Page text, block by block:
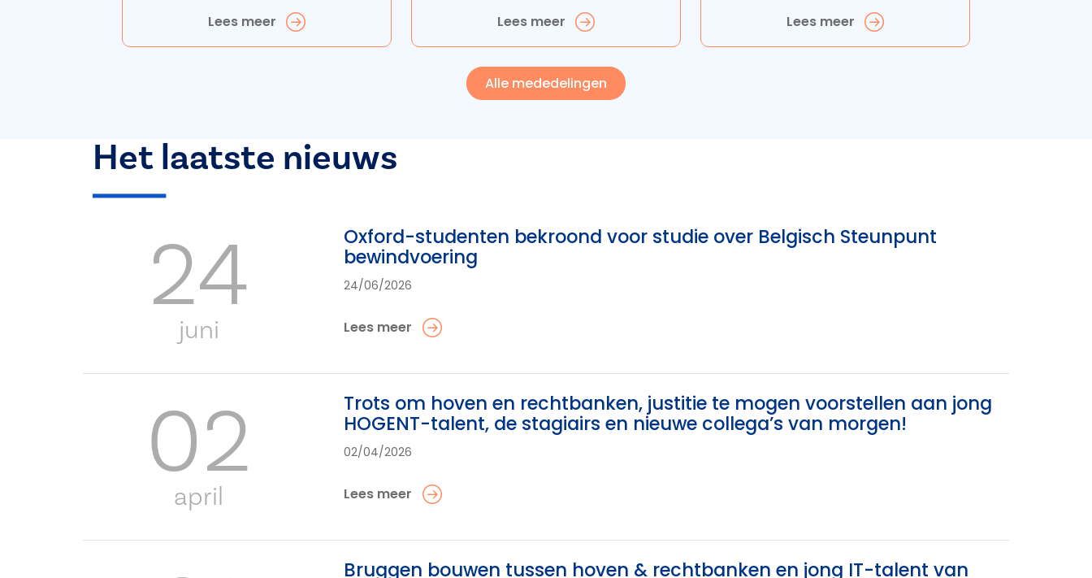
Lees meer Lees meer Lees meer
Alle mededelingen
Het laatste nieuws
24
juni
Oxford-studenten bekroond voor studie over Belgisch Steunpunt
bewindvoering
24/06/2026
Lees meer
02
april
Trots om hoven en rechtbanken, justitie te mogen voorstellen aan jong
HOGENT-talent, de stagiairs en nieuwe collega’s van morgen!
02/04/2026
Lees meer
Bruggen bouwen tussen hoven & rechtbanken en jong IT-talent van